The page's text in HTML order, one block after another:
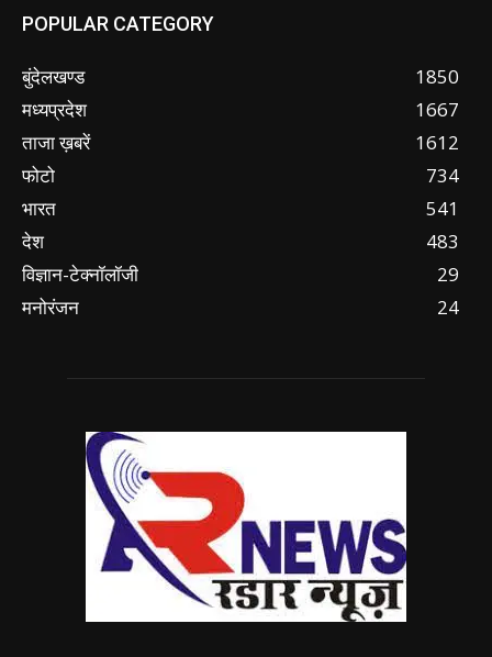
POPULAR CATEGORY
बुंदेलखण्ड
1850
मध्यप्रदेश
1667
ताजा ख़बरें
1612
फोटो
734
भारत
541
देश
483
विज्ञान-टेक्नॉलॉजी
29
मनोरंजन
24